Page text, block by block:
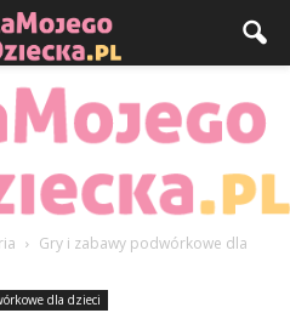
Gry i zabawy podwórkowe dla
dla dzieci